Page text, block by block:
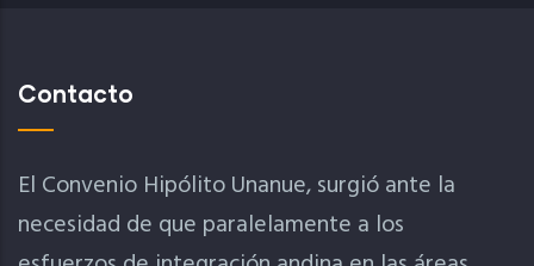
Contacto
El Convenio Hipólito Unanue, surgió ante la
necesidad de que paralelamente a los